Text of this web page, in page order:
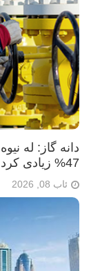
47% زیادی کردووە
ئاب 08, 2026